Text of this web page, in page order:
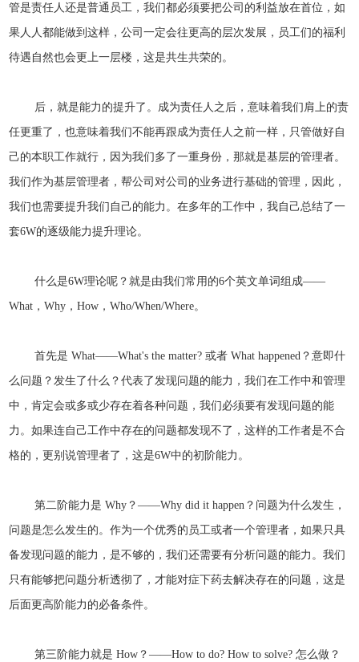
管是责任人还是普通员工，我们都必须要把公司的利益放在首位，如
果人人都能做到这样，公司一定会往更高的层次发展，员工们的福利
待遇自然也会更上一层楼，这是共生共荣的。
后，就是能力的提升了。成为责任人之后，意味着我们肩上的责
任更重了，也意味着我们不能再跟成为责任人之前一样，只管做好自
己的本职工作就行，因为我们多了一重身份，那就是基层的管理者。
我们作为基层管理者，帮公司对公司的业务进行基础的管理，因此，
我们也需要提升我们自己的能力。在多年的工作中，我自己总结了一
套6W的逐级能力提升理论。
什么是6W理论呢？就是由我们常用的6个英文单词组成——
What，Why，How，Who/When/Where。
首先是 What——What's the matter? 或者 What happened？意即什
么问题？发生了什么？代表了发现问题的能力，我们在工作中和管理
中，肯定会或多或少存在着各种问题，我们必须要有发现问题的能
力。如果连自己工作中存在的问题都发现不了，这样的工作者是不合
格的，更别说管理者了，这是6W中的初阶能力。
第二阶能力是 Why？——Why did it happen？问题为什么发生，
问题是怎么发生的。作为一个优秀的员工或者一个管理者，如果只具
备发现问题的能力，是不够的，我们还需要有分析问题的能力。我们
只有能够把问题分析透彻了，才能对症下药去解决存在的问题，这是
后面更高阶能力的必备条件。
第三阶能力就是 How？——How to do? How to solve? 怎么做？